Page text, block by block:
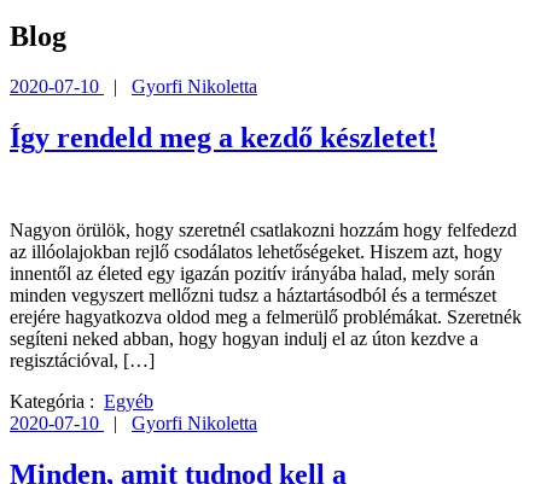
Blog
2020-07-10 | Gyorfi Nikoletta
Így rendeld meg a kezdő készletet!
Nagyon örülök, hogy szeretnél csatlakozni hozzám hogy felfedezd
az illóolajokban rejlő csodálatos lehetőségeket. Hiszem azt, hogy
innentől az életed egy igazán pozitív irányába halad, mely során
minden vegyszert mellőzni tudsz a háztartásodból és a természet
erejére hagyatkozva oldod meg a felmerülő problémákat. Szeretnék
segíteni neked abban, hogy hogyan indulj el az úton kezdve a
regisztációval, […]
Kategória : Egyéb
2020-07-10
| Gyorfi Nikoletta
Minden, amit tudnod kell a